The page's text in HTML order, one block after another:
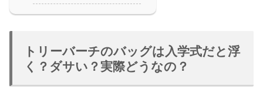
トリーバーチのバッグは入学式だと浮
く？ダサい？実際どうなの？